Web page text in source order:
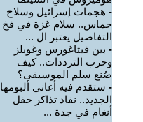
- هجمات إسرائيل وسلاح
حماس.. سلام غزة في فخ
التفاصيل يعتبر ال ...
- بين فيثاغورس وغوبلز
وحرب الترددات.. كيف
صُنع سلم الموسيقى؟
- ستقدم فيه أغاني ألبومها
الجديد.. نفاد تذاكر حفل
أنغام في جدة ...